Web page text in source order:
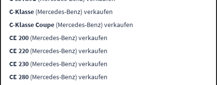
C-Klasse (Mercedes-Benz) verkaufen
C-Klasse Coupe (Mercedes-Benz) verkaufen
CE 200 (Mercedes-Benz) verkaufen
CE 220 (Mercedes-Benz) verkaufen
CE 230 (Mercedes-Benz) verkaufen
CE 280 (Mercedes-Benz) verkaufen